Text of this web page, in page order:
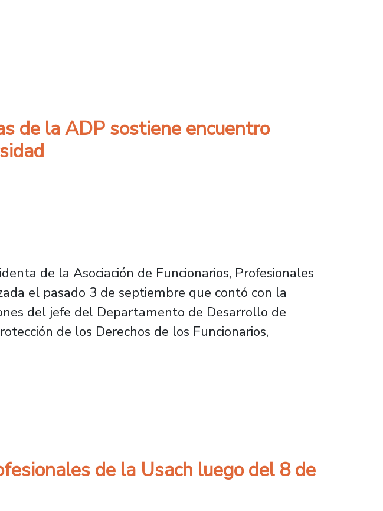
a la rectoría del Plantel
de la ADP sostiene encuentro
de la Asociación de Funcionarios, Profesionales
el pasado 3 de septiembre que contó con la
del jefe del Departamento de Desarrollo de
de los Derechos de los Funcionarios,
de la ADP sostiene encuentro online con autoridades de
de la Usach luego del 8 de